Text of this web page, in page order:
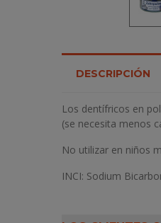
DESCRIPCIÓN
Los dentífricos en
(se necesita menos
No utilizar en niños
INCI: Sodium